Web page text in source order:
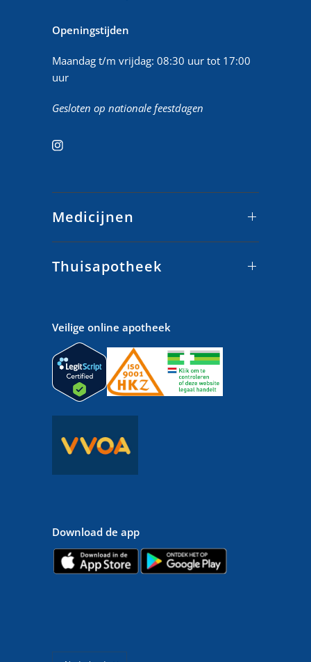
Openingstijden
Maandag t/m vrijdag: 08:30 uur tot 17:00
uur
Gesloten op nationale feestdagen
Medicijnen
Thuisapotheek
Veilige online apotheek
Download de app